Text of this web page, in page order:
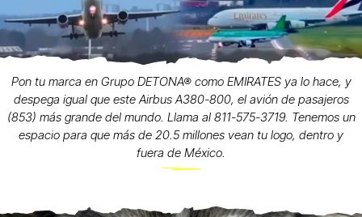
Pon tu marca en Grupo DETONA® como EMIRATES ya lo hace, y
despega igual que este Airbus A380-800, el avión de pasajeros
(853) más grande del mundo. Llama al 811-575-3719. Tenemos un
espacio para que más de 20.5 millones vean tu logo, dentro y
fuera de México.